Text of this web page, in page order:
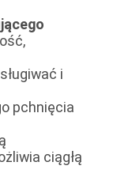
i
pchnięcia
ciągłą